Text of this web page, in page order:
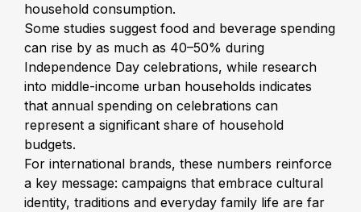
household consumption.
Some studies suggest food and beverage spending
can rise by as much as 40–50% during
Independence Day celebrations, while research
into middle-income urban households indicates
that annual spending on celebrations can
represent a significant share of household
budgets.
For international brands, these numbers reinforce
a key message: campaigns that embrace cultural
identity, traditions and everyday family life are far